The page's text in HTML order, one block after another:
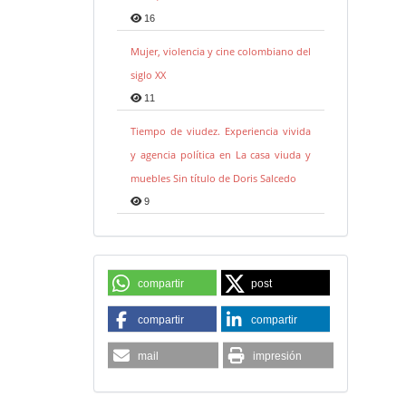
16
Mujer, violencia y cine colombiano del
siglo XX
11
Tiempo de viudez. Experiencia vivida
y agencia política en La casa viuda y
muebles Sin título de Doris Salcedo
9
compartir post
compartir compartir
mail impresión